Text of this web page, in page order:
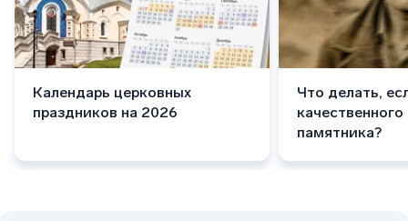
Календарь церковных
праздников на 2026
Что делать,
памятника?